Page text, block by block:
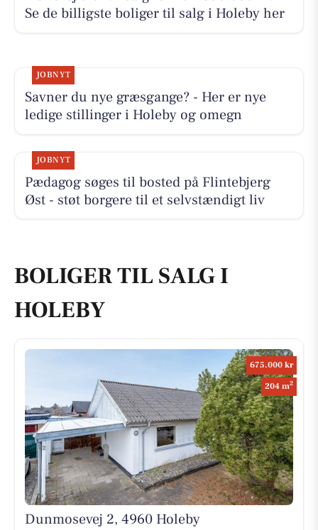
Se de billigste boliger til salg i Holeby her
JOBNYT
Savner du nye græsgange? - Her er nye
ledige stillinger i Holeby og omegn
JOBNYT
Pædagog søges til bosted på Flintebjerg
Øst - støt borgere til et selvstændigt liv
BOLIGER TIL SALG I
HOLEBY
675.000 kr
204 m2
Dunmosevej 2, 4960 Holeby